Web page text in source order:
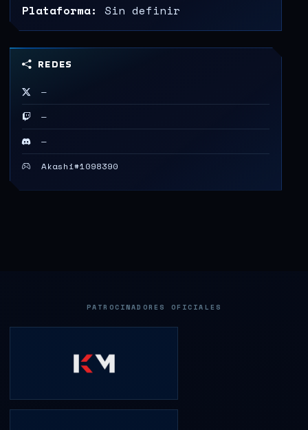
Plataforma: Sin definir
REDES
—
—
—
Akashi#1098390
PATROCINADORES OFICIALES